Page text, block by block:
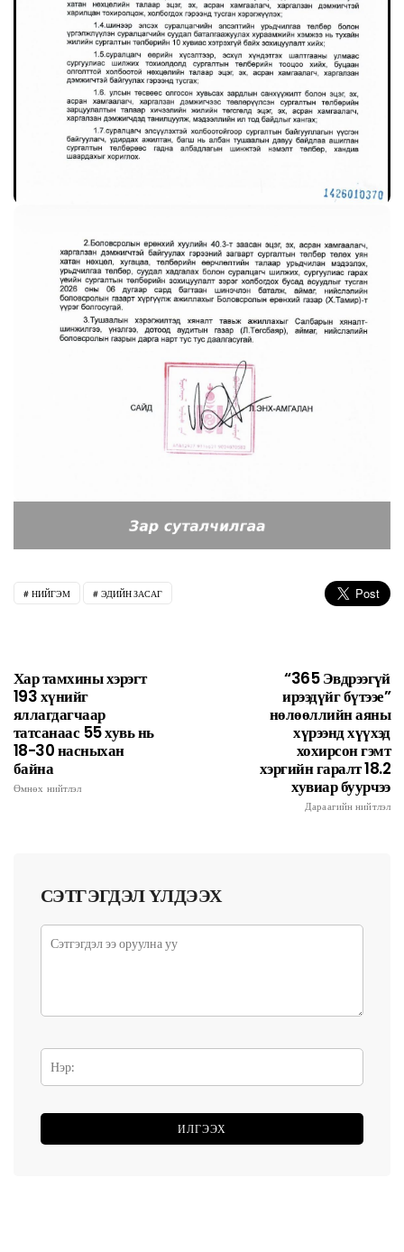
НИЙГЭМ ЭДИЙН ЗАСАГ
Хар тамхины хэрэгт
193 хүнийг
яллагдагчаар
татсанаас 55 хувь нь
18-30 насныхан
байна
Өмнөх нийтлэл
“365 Эвдрээгүй
ирээдүйг бүтээе”
нөлөөллийн аяны
хүрээнд хүүхэд
хохирсон гэмт
хэргийн гаралт 18.2
хувиар буурчээ
Дараагийн нийтлэл
СЭТГЭГДЭЛ ҮЛДЭЭХ